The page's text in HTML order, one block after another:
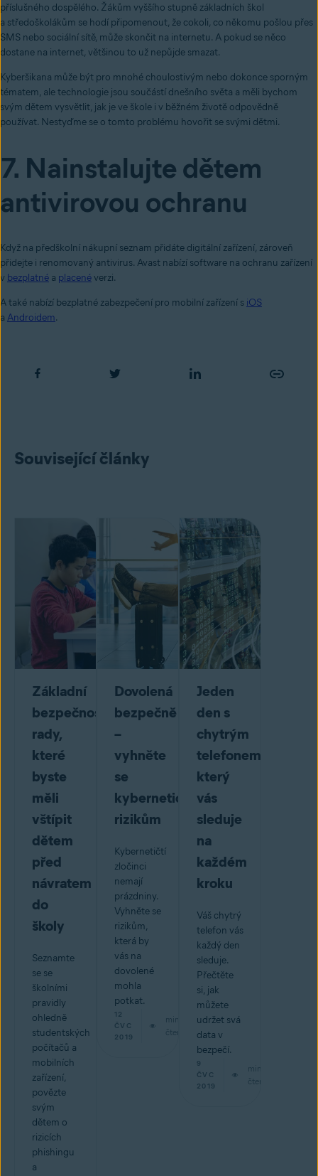
příslušného dospělého. Žákům vyššího stupně základních škol
a středoškolákům se hodí připomenout, že cokoli, co někomu pošlou přes
SMS nebo sociální sítě, může skončit na internetu. A pokud se něco
dostane na internet, většinou to už nepůjde smazat.
Kyberšikana může být pro mnohé choulostivým nebo dokonce sporným
tématem, ale technologie jsou součástí dnešního světa a měli bychom
svým dětem vysvětlit, jak je ve škole i v běžném životě odpovědně
používat. Nestyďme se o tomto problému hovořit se svými dětmi.
7. Nainstalujte dětem
antivirovou ochranu
Když na předškolní nákupní seznam přidáte digitální zařízení, zároveň
přidejte i renomovaný antivirus. Avast nabízí software na ochranu zařízení
v bezplatné a placenéverzi.
A také nabízí bezplatné zabezpečení pro mobilní zařízení s iOS
a Androidem.
Související články
Základní
bezpečnostní
rady,
které
byste
měli
vštípit
dětem
před
návratem
do
školy
Seznamte
se se
školními
pravidly
ohledně
studentských
počítačů a
mobilních
zařízení,
povězte
svým
dětem o
rizicích
phishingu
a
Dovolená
bezpečně
–
vyhněte
se
kybernetickým
rizikům
Kybernetičtí
zločinci
nemají
prázdniny.
Vyhněte se
rizikům,
která by
vás na
dovolené
mohla
potkat.
12
ČVC
2019
min
čtení
Jeden
den s
chytrým
telefonem,
který
vás
sleduje
na
každém
kroku
Váš chytrý
telefon vás
každý den
sleduje.
Přečtěte
si, jak
můžete
udržet svá
data v
bezpečí.
9
ČVC
2019
min
čtení